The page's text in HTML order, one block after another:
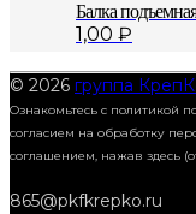
Балка
1,00 ₽
© 2026 группа
Ознакомьтесь с политикой
согласием на обработку
соглашением, нажав здесь
865@pkfkrepko.ru